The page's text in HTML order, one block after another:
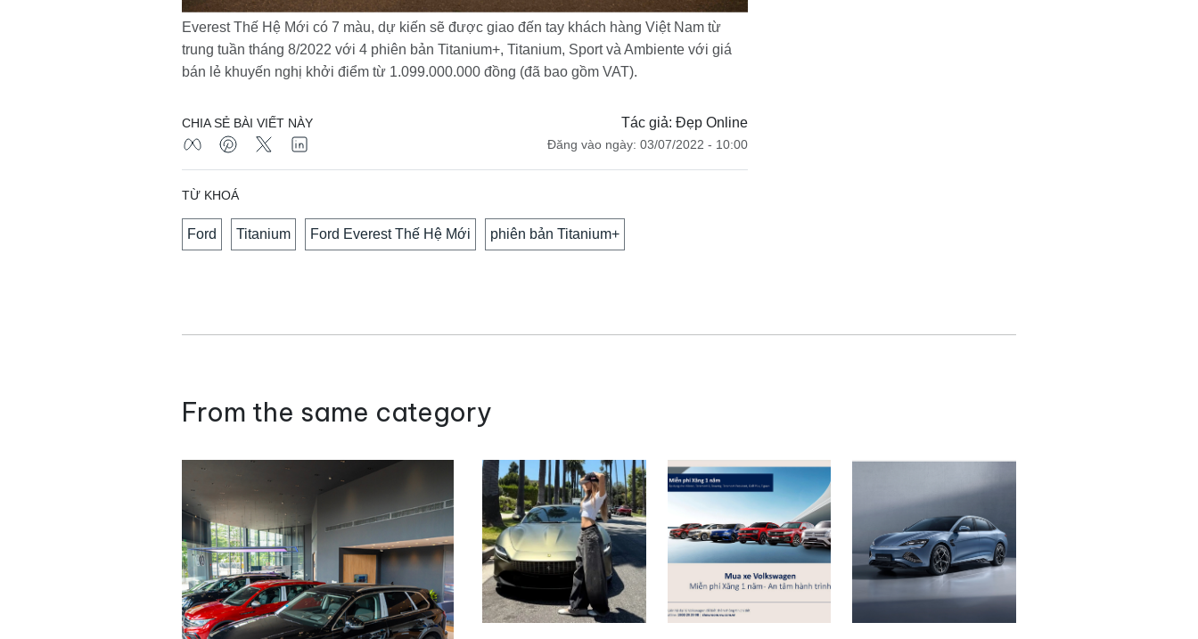
Everest Thế Hệ Mới có 7 màu, dự kiến sẽ được giao đến tay khách hàng Việt Nam từ
trung tuần tháng 8/2022 với 4 phiên bản Titanium+, Titanium, Sport và Ambiente với giá
bán lẻ khuyến nghị khởi điểm từ 1.099.000.000 đồng (đã bao gồm VAT).
Tác giả: Đẹp Online
Đăng vào ngày: 03/07/2022 - 10:00
CHIA SẺ BÀI VIẾT NÀY
TỪ KHOÁ
Ford Titanium Ford Everest Thế Hệ Mới phiên bản Titanium+
From the same category